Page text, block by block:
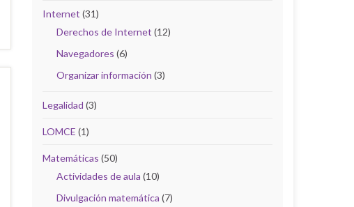
Internet (31)
Derechos de Internet (12)
Navegadores (6)
Organizar información (3)
Legalidad (3)
LOMCE (1)
Matemáticas (50)
Actividades de aula (10)
Divulgación matemática (7)